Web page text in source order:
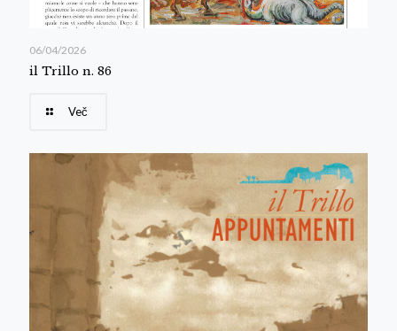
06/04/2026
il Trillo n. 86
Več